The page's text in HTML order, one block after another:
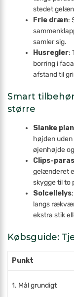
stedet
Frie dræn:
samler sig.
Husregler:
borring i
afstand til
Smart
større
Slanke
højden
øjenhøjde
Clips-
gelænderet
skygge til to
Solcellelys
langs
ekstra stik
Købsguide:
Punkt
1. Mål grundigt